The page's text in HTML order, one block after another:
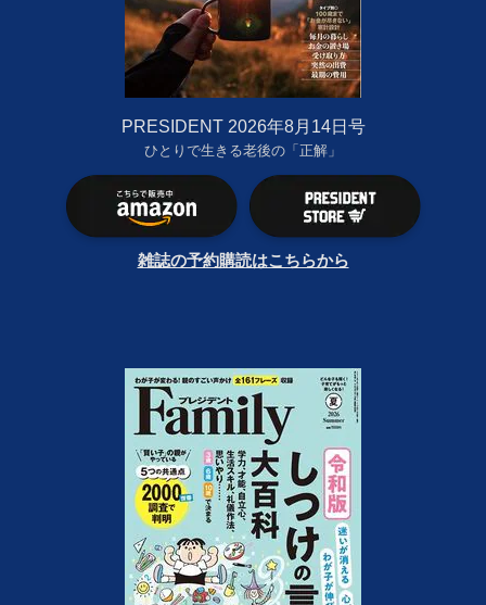
PRESIDENT 2026年8月14日号
ひとりで生きる老後の「正解」
雑誌の予約購読はこちらから